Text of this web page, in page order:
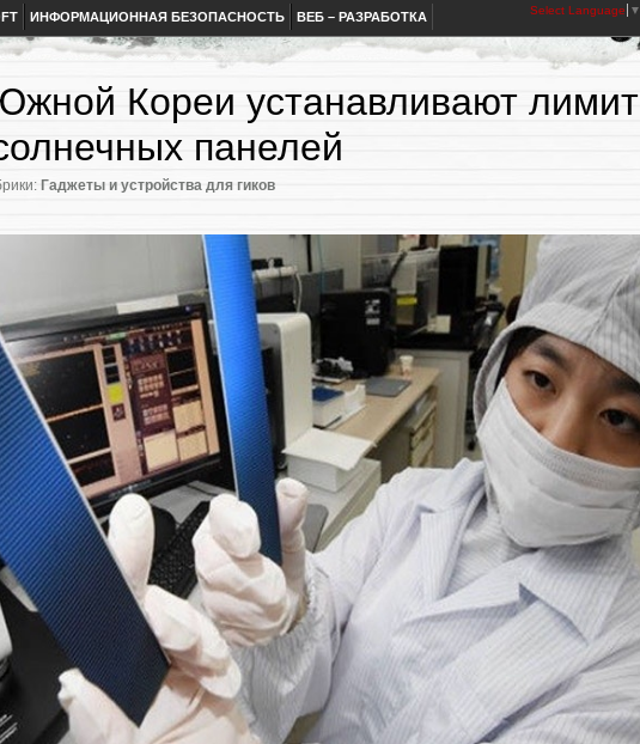
ИНФОРМАЦИОННАЯ БЕЗОПАСНОСТЬ ВЕБ – РАЗРАБОТКА Select Language ▼
Кореи устанавливают лимит
панелей
Гаджеты и устройства для гиков